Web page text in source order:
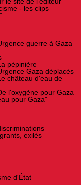
- les clips
guerre à Gaza
pépinière
Gaza déplacés
château d'eau de
l'oxygène pour Gaza
pour Gaza"
exilés
d'État